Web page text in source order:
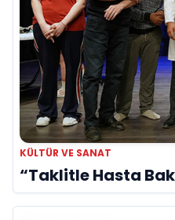
KÜLTÜR VE SANAT
“Taklitle Hasta